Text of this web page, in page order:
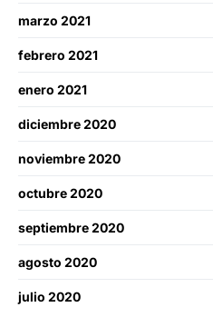
marzo 2021
febrero 2021
enero 2021
diciembre 2020
noviembre 2020
octubre 2020
septiembre 2020
agosto 2020
julio 2020